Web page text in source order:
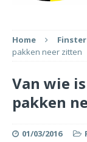
Home
pakken neer zitten
Van wie
pakken
01/03/2016